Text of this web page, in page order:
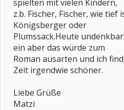
spielten mit vielen Kindern,
z.b. Fischer, Fischer, wie tief
Königsberger oder
Plumssack.Heute
ein aber das würde zum
Roman ausarten und ich
Zeit irgendwie schöner.
Liebe Grüße
Matzi